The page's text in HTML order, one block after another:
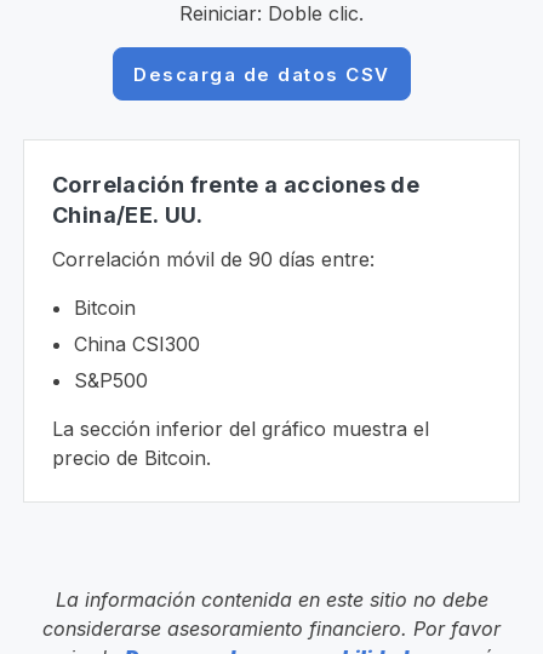
Reiniciar: Doble clic.
Descarga de datos CSV
Correlación frente a acciones de
China/EE. UU.
Correlación móvil de 90 días entre:
Bitcoin
China CSI300
S&P500
La sección inferior del gráfico muestra el
precio de Bitcoin.
La información contenida en este sitio no debe
considerarse asesoramiento financiero. Por favor